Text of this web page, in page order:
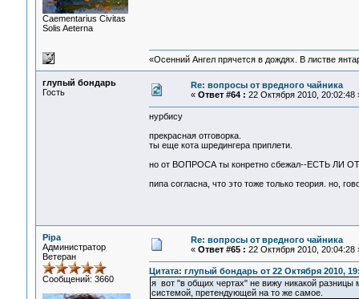
Сaementarius Civitas
Solis Aeterna
«Осенний Ангел прячется в дождях. В листве
глупый бондарь
Гость
Re: вопросы от вредного чайника
« Ответ #64 : 22 Октября 2010, 20:02:48
нурбису
прекрасная отговорка.
ты еще кота шредингера приплети.
но от ВОПРОСА ты конретно сбежал--ЕСТЬ
пипа согласна, что это тоже только теория. но,
Pipa
Администратор
Ветеран
Сообщений: 3660
Re: вопросы от вредного чайника
« Ответ #65 : 22 Октября 2010, 20:04:28
Цитата: глупый бондарь от 22 Октября 2010,
я вот "в общих чертах" не вижу никакой разницы
системой, претендующей на то же самое.